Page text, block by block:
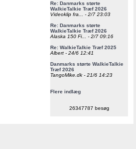
Re: Danmarks størte
WalkieTalkie Træf 2026
Videoklip fra... - 2/7 23:03
Re: Danmarks størte
WalkieTalkie Træf 2026
Alaska 150 Fi... - 2/7 09:16
Re: WalkieTalkie Træf 2025
Albert - 24/6 12:41
Danmarks størte WalkieTalkie
Træf 2026
TangoMike.dk - 21/6 14:23
Flere indlæg
26347787 besøg